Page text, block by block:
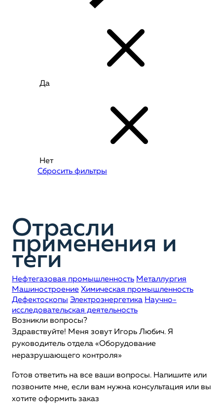
Да
Нет
Сбросить фильтры
Отрасли
применения и
теги
Нефтегазовая промышленность Металлургия
Машиностроение Химическая промышленность
Дефектоскопы Электроэнергетика Научно-
исследовательская деятельность
Возникли вопросы?
Здравствуйте! Меня зовут Игорь Любич. Я
руководитель отдела «Оборудование
неразрушающего контроля»
Готов ответить на все ваши вопросы. Напишите или
позвоните мне, если вам нужна консультация или вы
хотите оформить заказ